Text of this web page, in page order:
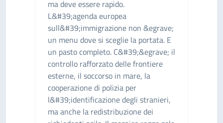
ma deve essere rapido.
L&#39;agenda europea
sull&#39;immigrazione non &egrave;
un menu dove si sceglie la portata. E
un pasto completo. C&#39;&egrave; il
controllo rafforzato delle frontiere
esterne, il soccorso in mare, la
cooperazione di polizia per
l&#39;identificazione degli stranieri,
ma anche la redistribuzione dei